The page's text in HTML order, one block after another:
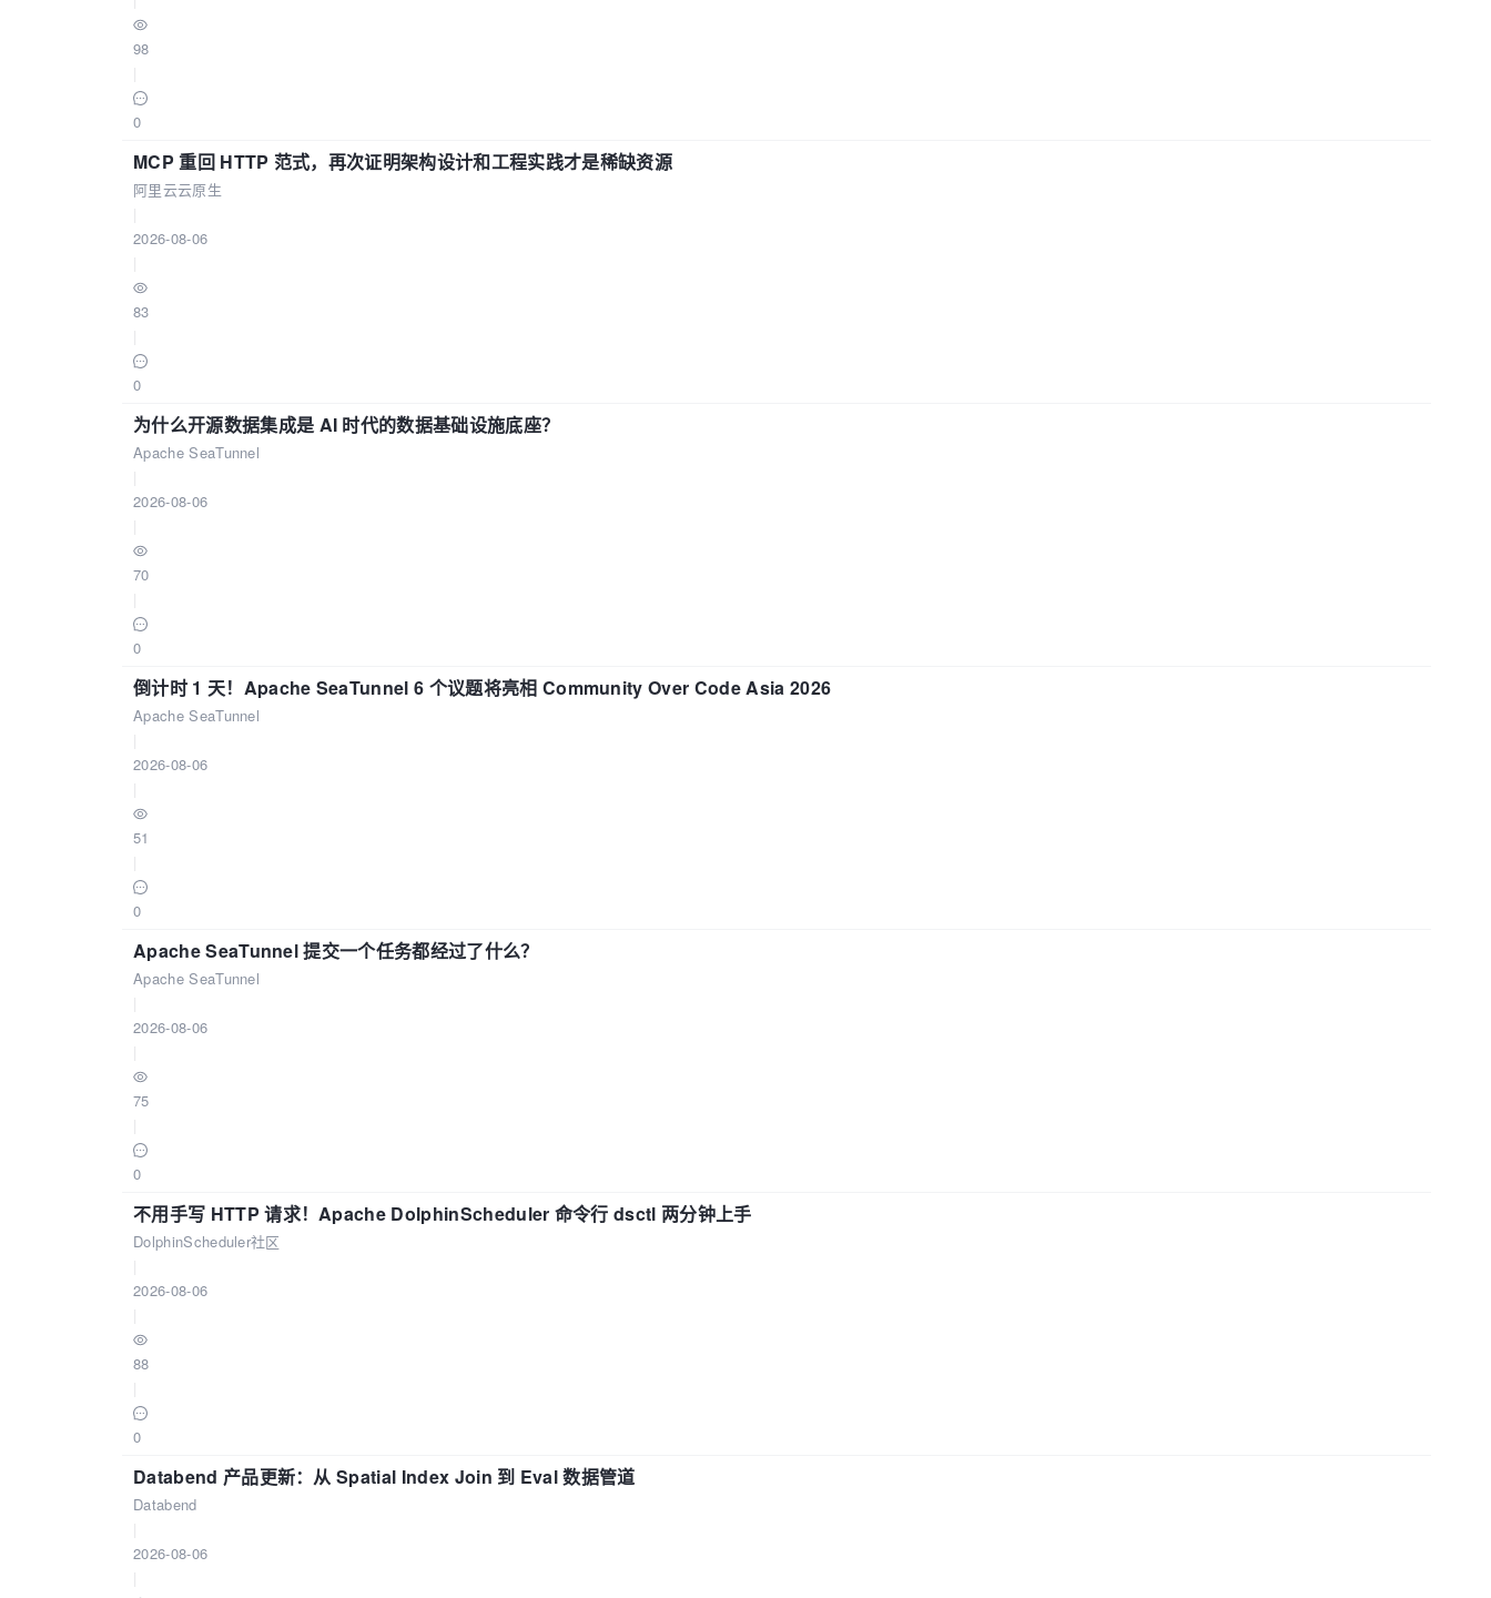
98
0
MCP 重回 HTTP 范式，再次证明架构设计和工程实践才是稀缺资源
阿里云云原生
2026-08-06
83
0
为什么开源数据集成是 AI 时代的数据基础设施底座？
Apache SeaTunnel
2026-08-06
70
0
倒计时 1 天！Apache SeaTunnel 6 个议题将亮相 Community Over Code Asia 2026
Apache SeaTunnel
2026-08-06
51
0
Apache SeaTunnel 提交一个任务都经过了什么？
Apache SeaTunnel
2026-08-06
75
0
不用手写 HTTP 请求！Apache DolphinScheduler 命令行 dsctl 两分钟上手
DolphinScheduler社区
2026-08-06
88
0
Databend 产品更新：从 Spatial Index Join 到 Eval 数据管道
Databend
2026-08-06